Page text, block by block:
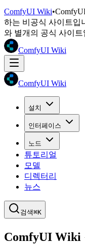
ComfyUI Wiki•
하는 비공식 사이트입
와 별개의 공식 사이트
ComfyUI Wiki
ComfyUI Wiki
설치
인터페이스
노드
튜토리얼
모델
디렉터리
뉴스
검색⌘K
ComfyUI Wiki